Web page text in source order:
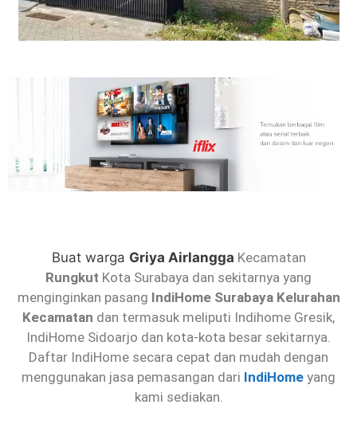
Buat warga Griya Airlangga Kecamatan
Rungkut Kota Surabaya dan sekitarnya yang
menginginkan pasang IndiHome Surabaya Kelurahan
Kecamatan dan termasuk meliputi Indihome Gresik,
IndiHome Sidoarjo dan kota-kota besar sekitarnya.
Daftar IndiHome secara cepat dan mudah dengan
menggunakan jasa pemasangan dari IndiHome yang
kami sediakan.